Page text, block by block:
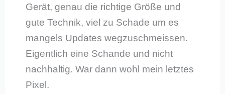
Gerät, genau die richtige Größe und
gute Technik, viel zu Schade um es
mangels Updates wegzuschmeissen.
Eigentlich eine Schande und nicht
nachhaltig. War dann wohl mein letztes
Pixel.